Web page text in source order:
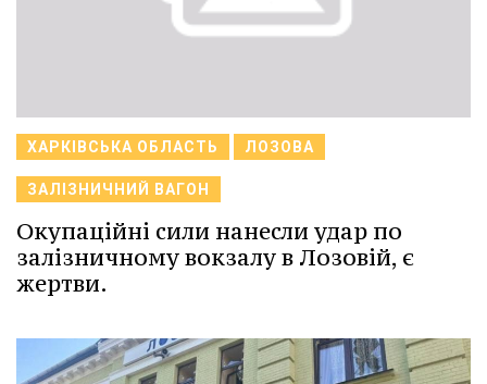
ХАРКІВСЬКА ОБЛАСТЬ ЛОЗОВА
ЗАЛІЗНИЧНИЙ ВАГОН
Окупаційні сили нанесли удар по
залізничному вокзалу в Лозовій, є
жертви.